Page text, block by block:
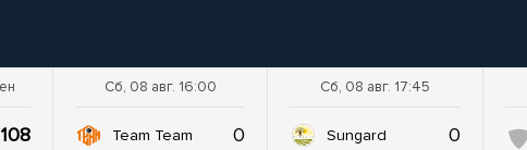
108
Сб, 08 авг. 16:00
Team Team 0
Сб, 08 авг. 17:45
Sungard 0